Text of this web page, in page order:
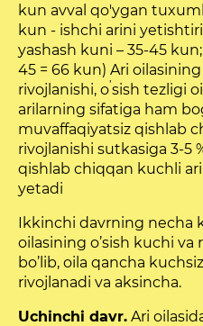
kun avval qo'ygan
kun - ishchi arini
yashash kuni – 35-45 kun;
45 = 66 kun) Ari
rivojlanishi, o’sish tezligi
arilarning sifatiga ham
muvaffaqiyatsiz qishlab
rivojlanishi sutkasiga 3-5
qishlab chiqqan kuchli ari
yetadi
Ikkinchi davrning necha
oilasining o’sish kuchi
bo’lib, oila qancha
rivojlanadi va aksincha.
Uchinchi davr. Ari